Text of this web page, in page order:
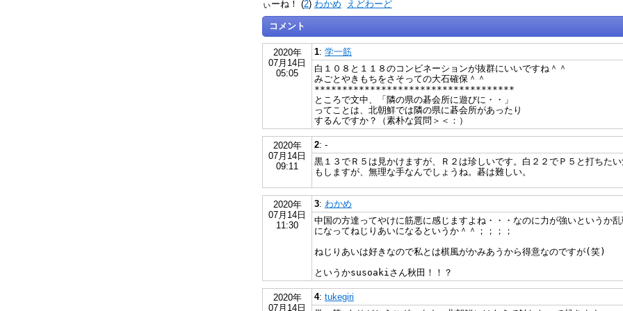
ぃーね！ (2) わかめ えどわーど
コメント
2020年
07月14日
05:05
1: 学一筋
白１０８と１１８のコンビネーションが抜群にいいですね＾＾
みごとやきもちをさそっての大石確保＾＾
************************************
ところで文中、「隣の県の碁会所に遊びに・・」
ってことは、北朝鮮では隣の県に碁会所があったり
するんですか？（素朴な質問＞＜：）
2020年
07月14日
09:11
2: -
黒１３でＲ５は見かけますが、Ｒ２は珍しいです。白２２でＰ５と打ちた
もしますが、無理な手なんでしょうね。碁は難しい。
2020年
07月14日
11:30
3: わかめ
中国の方達ってやけに筋悪に感じますよね・・・なのに力が強いというか
になってねじりあいになるというか＾＾；；；；
ねじりあいは好きなので私とは棋風がかみあうから得意なのですが(笑)
というかsusoakiさん秋田！！？
2020年
07月14日
4: tukegiri